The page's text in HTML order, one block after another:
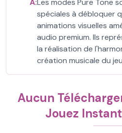
A:Les modes Pure Tone
spéciales à débloquer
animations visuelles
audio premium. Ils
la réalisation de
création musicale du
Aucun
Jouez